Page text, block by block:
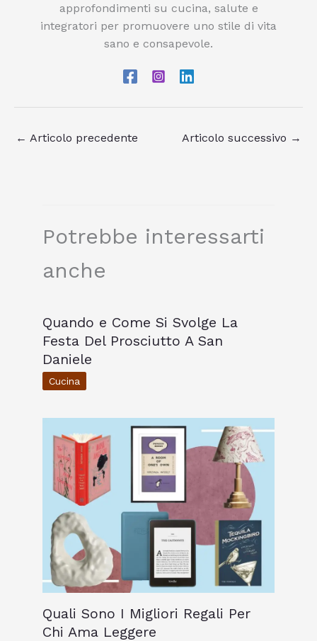
approfondimenti su cucina, salute e
integratori per promuovere uno stile di vita
sano e consapevole.
← Articolo precedente Articolo successivo →
Potrebbe interessarti
anche
Quando e Come Si Svolge La
Festa Del Prosciutto A San
Daniele
Cucina
Quali Sono I Migliori Regali Per
Chi Ama Leggere